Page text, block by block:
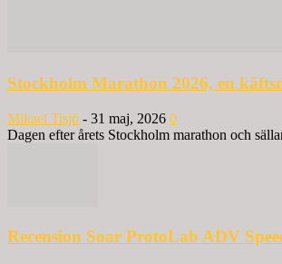
Stockholm Marathon 2026, en
Mikael Tisjö - 31 maj, 2026 0
Dagen efter årets Stockholm marathon och
Recension Soar ProtoLab ADV